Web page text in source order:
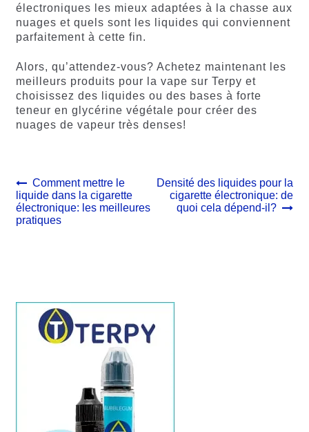
électroniques les mieux adaptées à la chasse aux
nuages et quels sont les liquides qui conviennent
parfaitement à cette fin.
Alors, qu’attendez-vous? Achetez maintenant les
meilleurs produits pour la vape sur Terpy et
choisissez des liquides ou des bases à forte
teneur en glycérine végétale pour créer des
nuages de vapeur très denses!
Navigation
de
l’article
Article
précédent :
Comment mettre le
liquide dans la cigarette
électronique: les meilleures
pratiques
Article
suivant :
Densité des liquides pour la
cigarette électronique: de
quoi cela dépend-il?